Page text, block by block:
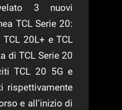
3 nuovi
TCL Serie 20:
20L+ e TCL
di TCL Serie 20
TCL 20 5G e
rispettivamente
e all’inizio di